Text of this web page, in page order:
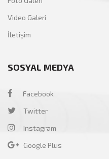
Video Galeri
İletişim
SOSYAL MEDYA
Facebook
Twitter
Instagram
Google Plus